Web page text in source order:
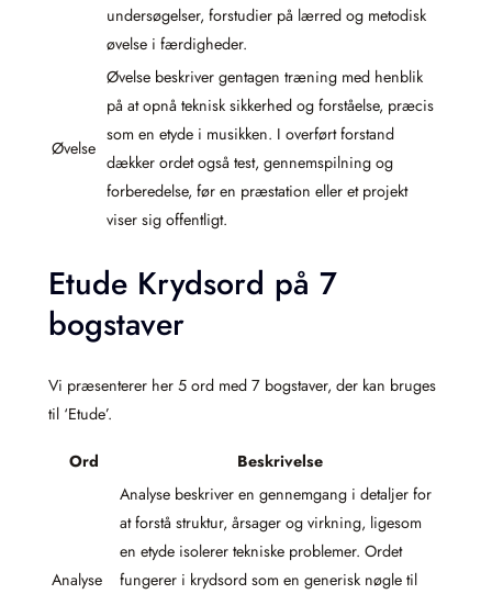
undersøgelser, forstudier på lærred og metodisk
øvelse i færdigheder.
Øvelse
Øvelse beskriver gentagen træning med henblik
på at opnå teknisk sikkerhed og forståelse, præcis
som en etyde i musikken. I overført forstand
dækker ordet også test, gennemspilning og
forberedelse, før en præstation eller et projekt
viser sig offentligt.
Etude Krydsord på 7
bogstaver
Vi præsenterer her 5 ord med 7 bogstaver, der kan bruges
til ‘Etude’.
Ord Beskrivelse
Analyse
Analyse beskriver en gennemgang i detaljer for
at forstå struktur, årsager og virkning, ligesom
en etyde isolerer tekniske problemer. Ordet
fungerer i krydsord som en generisk nøgle til